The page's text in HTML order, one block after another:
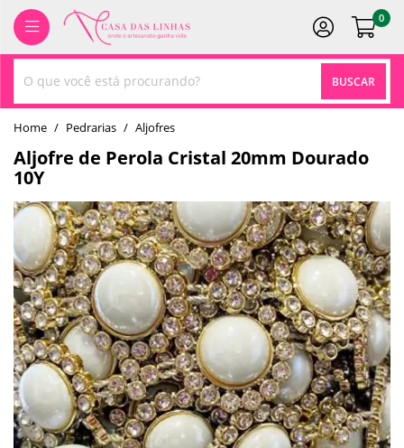
BUSCAR
0
home Pedrarias aljofres
Aljofre de Perola Cristal 20mm Dourado
10Y